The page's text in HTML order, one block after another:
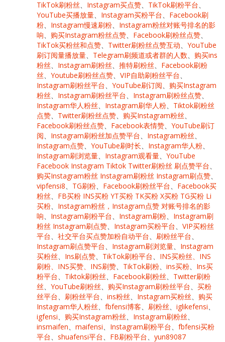
TikTok刷粉丝、 Instagram买点赞、 TikTok刷粉平台、
YouTube买播放量、 Instagram买粉平台、 Facebook刷
粉、 Instagram慢速刷粉、 Instagram粉丝对账号排名的影
响、 购买Instagram粉丝点赞、 Facebook刷粉丝点赞、
TikTok买粉丝和点赞、 Twitter刷粉丝点赞互动、 YouTube
刷订阅量播放量、 Telegram刷频道或者群的人数、 购买ins
粉丝、 Instagram刷粉丝、 推特刷粉丝、 Facebook刷粉
丝、 Youtube刷粉丝点赞、 VIP自助刷粉丝平台、
Instagram刷粉丝平台、 YouTube刷订阅、 购买Instagram
粉丝、 Instagram刷粉丝平台、 Instagram刷粉丝点赞、
Instagram华人粉丝、 Instagram刷华人粉、 Tiktok刷粉丝
点赞、 Twitter刷粉丝点赞、 购买Instagram粉丝、
Facebook刷粉丝点赞、 Facebook表情赞、 YouTube刷订
阅、 Instagram刷粉丝加点赞平台、 Instagram粉丝、
Instagram点赞、 YouTube刷时长、 Instagram华人粉、
Instagram刷浏览量、 Instagram观看量、 YouTube
Facebook Instagram Tiktok Twitter刷粉丝 刷点赞平台、
购买Instagram粉丝 Instagram刷粉丝 Instagram刷点赞、
vipfensi8、 TG刷粉、 Facebook刷粉丝平台、 Facebook买
粉丝、 FB买粉 INS买粉 YT买粉 TK买粉 X买粉 TG买粉 Li
买粉、 Instagram粉丝，Instagram点赞 对账号排名的影
响、 Instagram刷粉平台、 Instagram刷粉、 Instagram刷
粉丝 Instagram刷点赞、 Instagram买粉平台、 VIP买粉丝
平台、 社交平台买点赞加粉自动平台、 刷粉丝平台、
Instagram刷点赞平台、 Instagram刷浏览量、 Instagram
买粉丝、 Ins刷点赞、 TikTok刷粉平台、 INS买粉丝、INS
刷粉、INS买赞、INS刷赞、 TikTok刷粉、 ins买粉、 Ins买
粉平台、 Tiktok刷粉丝、 Facebook刷粉丝、 Twitter刷粉
丝、 YouTube刷粉丝、 购买Instagram刷粉丝平台、 买粉
丝平台、 刷粉丝平台、 ins粉丝、 Instagram买粉丝、 购买
Instagram华人粉丝、 fbfensi博客、 刷粉丝、 iglikefensi、
igfensi、 购买Instagram粉丝、 Instagram刷粉丝、
insmaifen、 maifensi、 Instagram刷粉平台、 fbfensi买粉
平台、 shuafensi平台、 FB刷粉平台、 yun89087